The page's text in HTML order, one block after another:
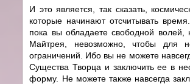
И это является, так сказать,
которые начинают отсчитывать
пока вы обладаете свободной волей,
Майтрея, невозможно, чтобы для
ограничений. Ибо вы не можете
Существа Творца и заключить ее в
форму. Не можете также навсегда